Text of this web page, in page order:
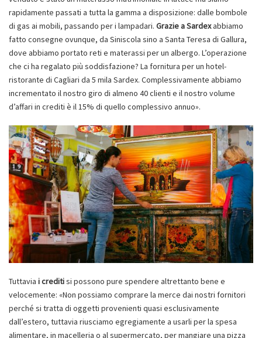
rapidamente passati a tutta la gamma a disposizione: dalle bombole
di gas ai mobili, passando per i lampadari. Grazie a Sardexabbiamo
fatto consegne ovunque, da Siniscola sino a Santa Teresa di Gallura,
dove abbiamo portato reti e materassi per un albergo. L’operazione
che ci ha regalato più soddisfazione? La fornitura per un hotel-
ristorante di Cagliari da 5 mila Sardex. Complessivamente abbiamo
incrementato il nostro giro di almeno 40 clienti e il nostro volume
d’affari in crediti è il 15% di quello complessivo annuo».
Tuttavia i creditisi possono pure spendere altrettanto bene e
velocemente: «Non possiamo comprare la merce dai nostri fornitori
perché si tratta di oggetti provenienti quasi esclusivamente
dall’estero, tuttavia riusciamo egregiamente a usarli per la spesa
alimentare, in macelleria o al supermercato, per mangiare una pizza